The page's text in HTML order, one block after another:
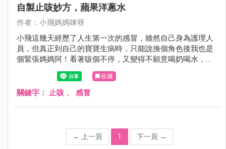
自製止咳妙方，蘋果洋蔥水
作者：小飛媽媽咪呀
小飛這幾天經歷了人生第一次的感冒，雖然自己身為護理人
員，但真正到自己的寶寶生病時，只能說換個角色後我也是
個緊張媽媽阿！看著咳個不停，又變得不願意喝奶喝水，只
好趕快來個救急的蘋果洋蔥水，果然甜甜的好入口，雖然還
是有點咳嗽，但至少感覺有潤喉了。
收藏
關鍵字： 止咳 、 感冒
← 上一頁 1 下一頁 →